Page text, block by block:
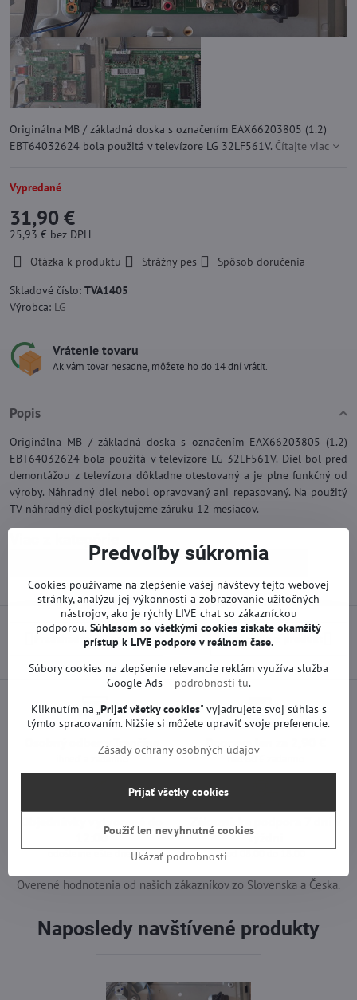
Originálna MB / základná doska s označením EAX66203805 (1.2)
EBT64032624 bola použitá v televízore LG 32LF561V. Čítajte viac
Vypredané
31,90 €
25,93 € bez DPH
Otázka k produktu
Strážny pes
Spôsob doručenia
Skladové číslo: TVA1405
Výrobca: LG
Vrátenie tovaru
Ak vám tovar nesadne, môžete ho do 14 dní vrátiť.
Popis
Originálna MB / základná doska s označením EAX66203805 (1.2)
EBT64032624 bola použitá v televízore LG 32LF561V. Diel bol pred
demontážou z televízora dôkladne otestovaný a je plne funkčný od
výroby. Náhradný diel nebol opravovaný ani repasovaný. Na použitý
TV náhradný diel poskytujeme záruku 12 mesiacov.
Náhradné diely | LG TV Základné dosky | LG TV
Predchádzajúci produkt Nasledujúci produkt
Osobný odber v Trenčíne
ihneď a zadarmo
Doprava len za 2,90 €
nad 60 € zadarmo
12:00
odošleme ešte dnes
týždni
od 08:00 do 18:00
Overené hodnotenia od našich zákazníkov zo Slovenska a Česka.
Naposledy navštívené produkty
Predvoľby súkromia
Cookies používame na zlepšenie vašej návštevy tejto webovej
stránky, analýzu jej výkonnosti a zobrazovanie užitočných
nástrojov, ako je rýchly LIVE chat so zákazníckou
podporou. Súhlasom so všetkými cookies získate okamžitý
prístup k LIVE podpore v reálnom čase.
Súbory cookies na zlepšenie relevancie reklám využíva služba
Google Ads – podrobnosti tu.
Kliknutím na „Prijať všetky cookies" vyjadrujete svoj súhlas s
týmto spracovaním. Nižšie si môžete upraviť svoje preferencie.
Zásady ochrany osobných údajov
Ukázať podrobnosti
Prijať všetky cookies
Použiť len nevyhnutné cookies